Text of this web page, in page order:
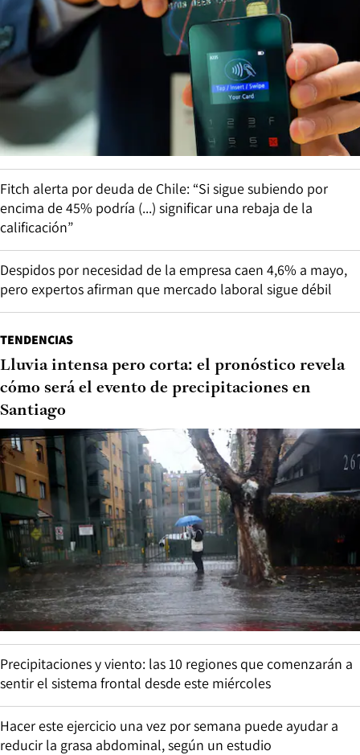
Fitch alerta por deuda de Chile: “Si sigue subiendo por
encima de 45% podría (...) significar una rebaja de la
calificación”
Despidos por necesidad de la empresa caen 4,6% a mayo,
pero expertos afirman que mercado laboral sigue débil
TENDENCIAS
Lluvia intensa pero corta: el pronóstico revela
cómo será el evento de precipitaciones en
Santiago
Precipitaciones y viento: las 10 regiones que comenzarán a
sentir el sistema frontal desde este miércoles
Hacer este ejercicio una vez por semana puede ayudar a
reducir la grasa abdominal, según un estudio